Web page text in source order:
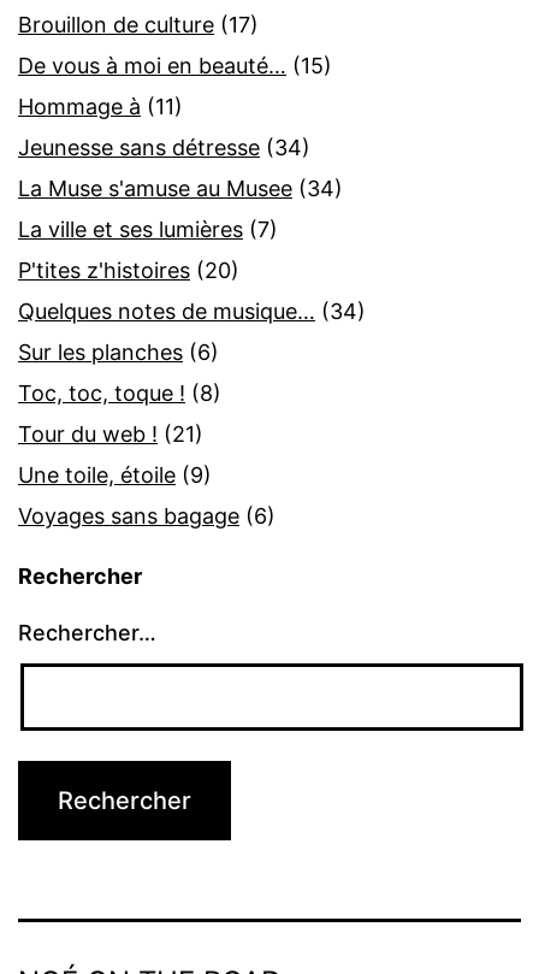
Brouillon de culture (17)
De vous à moi en beauté… (15)
Hommage à (11)
Jeunesse sans détresse (34)
La Muse s'amuse au Musee (34)
La ville et ses lumières (7)
P'tites z'histoires (20)
Quelques notes de musique… (34)
Sur les planches (6)
Toc, toc, toque ! (8)
Tour du web ! (21)
Une toile, étoile (9)
Voyages sans bagage (6)
Rechercher
Rechercher…